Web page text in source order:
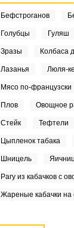
Бефстроганов
Голубцы Гуляш
Зразы Колбаса
Лазанья Люля-
Мясо по-французски
Плов Овощное
Стейк Тефтели
Цыпленок табака
Шницель
Рагу из кабачков с
Жареные кабачки на